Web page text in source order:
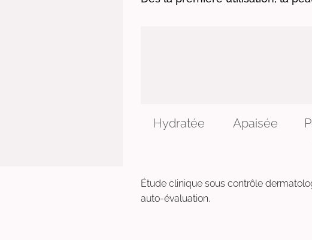
Hydratée Apaisée
Étude clinique sous contrôle
auto-évaluation.